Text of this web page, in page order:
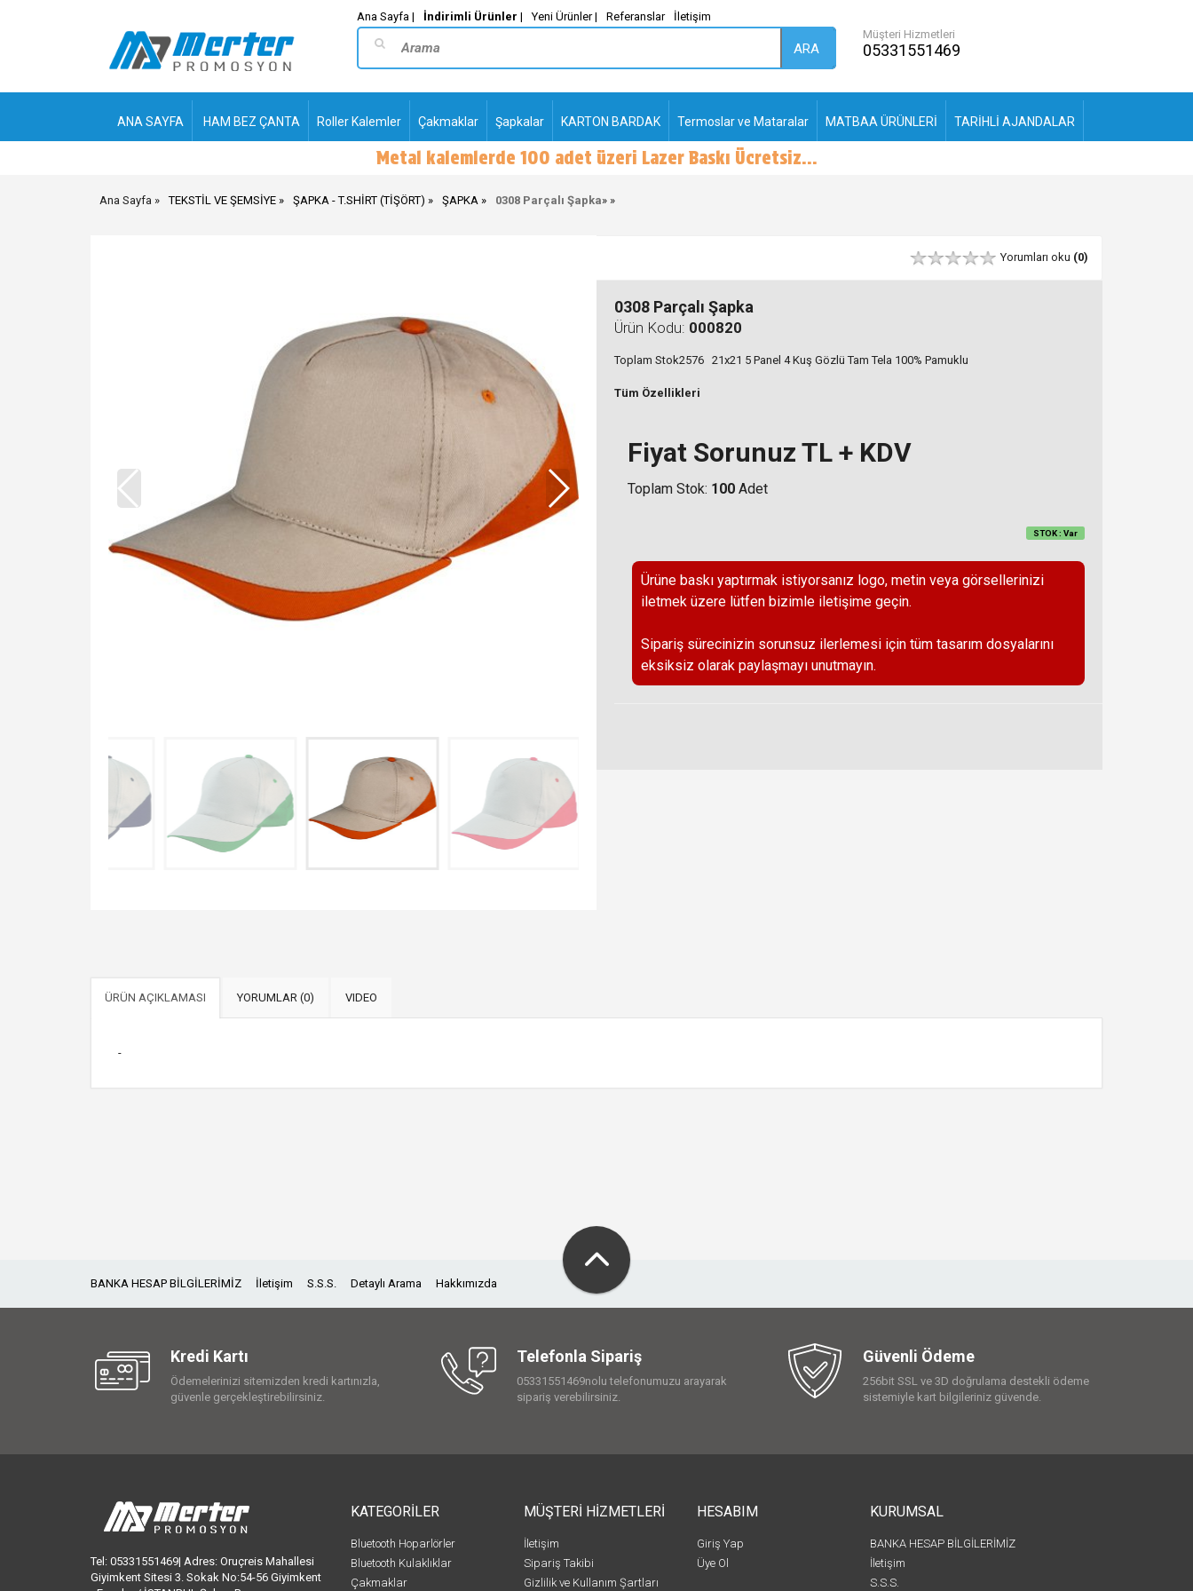
Ana Sayfa | İndirimli Ürünler | Yeni Ürünler | Referanslar İletişim
ARA
Müşteri Hizmetleri
05331551469
ANA SAYFA HAM BEZ ÇANTA Roller Kalemler Çakmaklar Şapkalar KARTON BARDAK Termoslar ve Mataralar MATBAA ÜRÜNLERİ TARİHLİ AJANDALAR
PLASTİK TÜKENMEZ
-
Ana Sayfa TEKSTİL VE ŞEMSİYE »
ŞAPKA - T.SHİRT (TİŞÖRT) »
ŞAPKA 0308 Parçalı Şapka
Yorumları oku (0)
0308 Parçalı Şapka
Ürün Kodu: 000820
Toplam Stok2576 21x21 5 Panel 4 Kuş Gözlü Tam Tela 100% Pamuklu
Tüm Özellikleri
Fiyat Sorunuz TL + KDV
Toplam Stok: 100 Adet
STOK : Var
Ürüne baskı yaptırmak istiyorsanız logo, metin veya görsellerinizi
iletmek üzere lütfen bizimle iletişime geçin.
Sipariş sürecinizin sorunsuz ilerlemesi için tüm tasarım dosyalarını
eksiksiz olarak paylaşmayı unutmayın.
ÜRÜN AÇIKLAMASI YORUMLAR (0) VIDEO
-
BANKA HESAP BİLGİLERİMİZ İletişim S.S.S. Detaylı Arama Hakkımızda
Kredi Kartı
Ödemelerinizi sitemizden kredi kartınızla,
güvenle gerçekleştirebilirsiniz.
Telefonla Sipariş
05331551469nolu telefonumuzu arayarak
sipariş verebilirsiniz.
Güvenli Ödeme
256bit SSL ve 3D doğrulama destekli ödeme
sistemiyle kart bilgileriniz güvende.
Tel: 05331551469| Adres: Oruçreis Mahallesi
Giyimkent Sitesi 3. Sokak No:54-56 Giyimkent
KATEGORİLER
Bluetooth Hoparlörler
Bluetooth Kulaklıklar
Çakmaklar
MÜŞTERİ HİZMETLERİ
İletişim
Sipariş Takibi
Gizlilik ve Kullanım Şartları
HESABIM
Giriş Yap
Üye Ol
KURUMSAL
BANKA HESAP BİLGİLERİMİZ
İletişim
S.S.S.